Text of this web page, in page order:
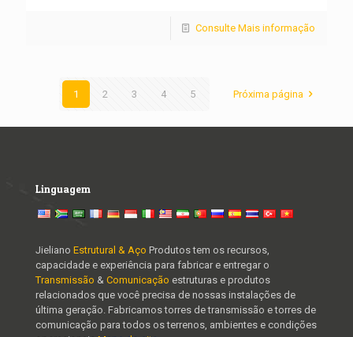
Consulte Mais informação
1 2 3 4 5 Próxima página
Linguagem
Jieliano Estrutural & Aço Produtos tem os recursos,
capacidade e experiência para fabricar e entregar o
Transmissão & Comunicação estruturas e produtos
relacionados que você precisa de nossas instalações de
última geração. Fabricamos torres de transmissão e torres de
comunicação para todos os terrenos, ambientes e condições